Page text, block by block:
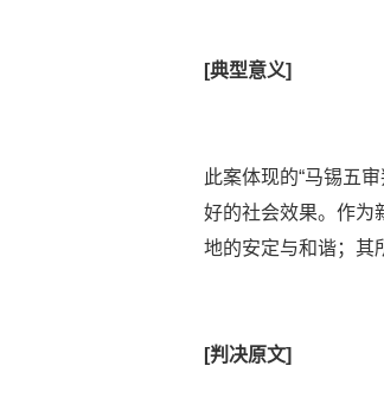
[典型意义]
此案体现的“马锡五
好的社会效果。作为
地的安定与和谐；其
[判决原文]